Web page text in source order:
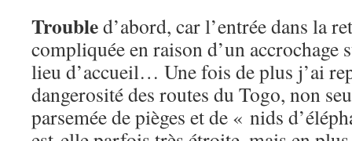
Troubled’abord, car l’entrée dans la
compliquée en raison d’un accrochage
lieu d’accueil… Une fois de plus j’ai
dangerosité des routes du Togo, non
parsemée de pièges et de « nids